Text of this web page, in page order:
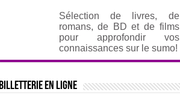
Sélection de livres, de
romans, de BD et de films
pour approfondir vos
connaissances sur le sumo!
Billetterie en ligne